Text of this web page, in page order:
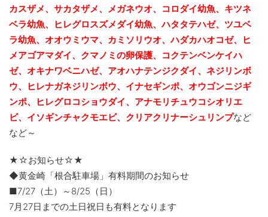
カスザメ、サカタザメ、メガネウオ、コロダイ幼魚、キツネ
ベラ幼魚、ヒレグロスズメダイ幼魚、ハタタテハゼ、ツユベ
ラ幼魚、 オオウミウマ、カミソリウオ、ハダカハオコゼ、ヒ
メアゴアマダイ、クマノミの卵保護、コクテンベンケイハ
ゼ、オキナワベニハゼ、 アオハナテンジクダイ、ネジリンボ
ウ、ヒレナガネジリンボウ、イナセギンポ、オウゴンニジギ
ンポ、ヒレグロコショウダイ、アナモリチュウコシオリエ
ビ、 イソギンチャクモエビ、クリアクリナーシュリンプなど
など～
★☆お知らせ☆★
◆黄金崎「根合駐車場」有料期間のお知らせ
■7/27（土）～8/25（日）
7月27日までの土日祝日も有料となります